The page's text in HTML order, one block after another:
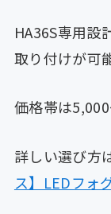
HA36S専用設
取り付けが可
価格帯は
詳しい選び方
ス】LEDフォ